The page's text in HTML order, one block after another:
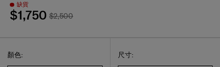
缺貨
$2,500
$1,750
選擇尺碼
Select
尺寸:
Select
顏色: